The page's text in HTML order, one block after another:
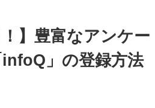
】豊富なアンケ
」の登録方法